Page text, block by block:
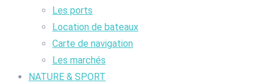
Les ports
Location de bateaux
Carte de navigation
Les marchés
NATURE & SPORT